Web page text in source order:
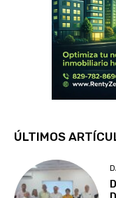
ÚLTIMOS